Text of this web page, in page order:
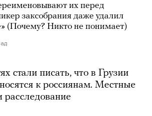
их перед
заксобрания даже удалил
(Почему? Никто не понимает)
стали писать, что в Грузии
к россиянам. Местные
расследование